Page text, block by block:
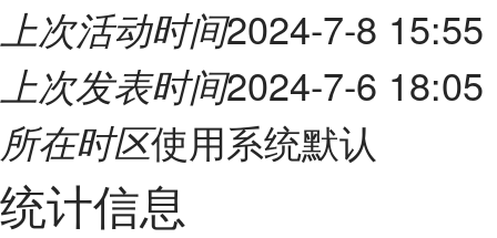
上次活动时间2024-7-8 15:55
上次发表时间2024-7-6 18:05
所在时区使用系统默认
统计信息